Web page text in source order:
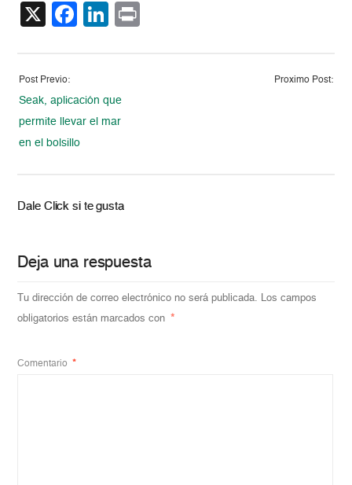
X Facebook
LinkedIn
Post Previo:
Seak, aplicación que
permite llevar el mar
en el bolsillo
Proximo Post:
Dale Click si te gusta
Deja una respuesta
Tu dirección de correo electrónico no será publicada. Los campos
obligatorios están marcados con *
Comentario *